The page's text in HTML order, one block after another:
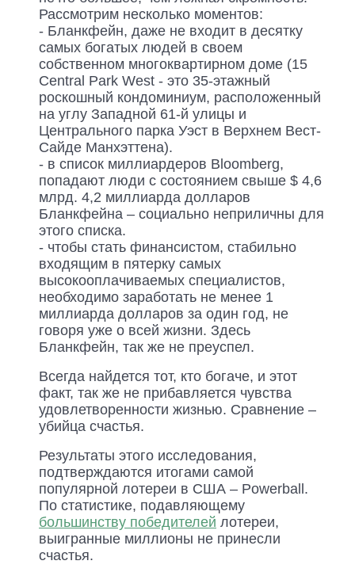
Рассмотрим несколько моментов:
- Бланкфейн, даже не входит в десятку
самых богатых людей в своем
собственном многоквартирном доме (15
Central Park West - это 35-этажный
роскошный кондоминиум, расположенный
на углу Западной 61-й улицы и
Центрального парка Уэст в Верхнем Вест-
Сайде Манхэттена).
- в список миллиардеров Bloomberg,
попадают люди с состоянием свыше $ 4,6
млрд. 4,2 миллиарда долларов
Бланкфейна – социально неприличны для
этого списка.
- чтобы стать финансистом, стабильно
входящим в пятерку самых
высокооплачиваемых специалистов,
необходимо заработать не менее 1
миллиарда долларов за один год, не
говоря уже о всей жизни. Здесь
Бланкфейн, так же не преуспел.
Всегда найдется тот, кто богаче, и этот
факт, так же не прибавляется чувства
удовлетворенности жизнью. Сравнение –
убийца счастья.
Результаты этого исследования,
подтверждаются итогами самой
популярной лотереи в США – Powerball.
По статистике, подавляющему
большинству победителей лотереи,
выигранные миллионы не принесли
счастья.